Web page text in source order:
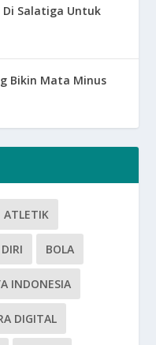
Salatiga Untuk
Bikin Mata Minus
ATLETIK
BOLA
INDONESIA
DIGITAL